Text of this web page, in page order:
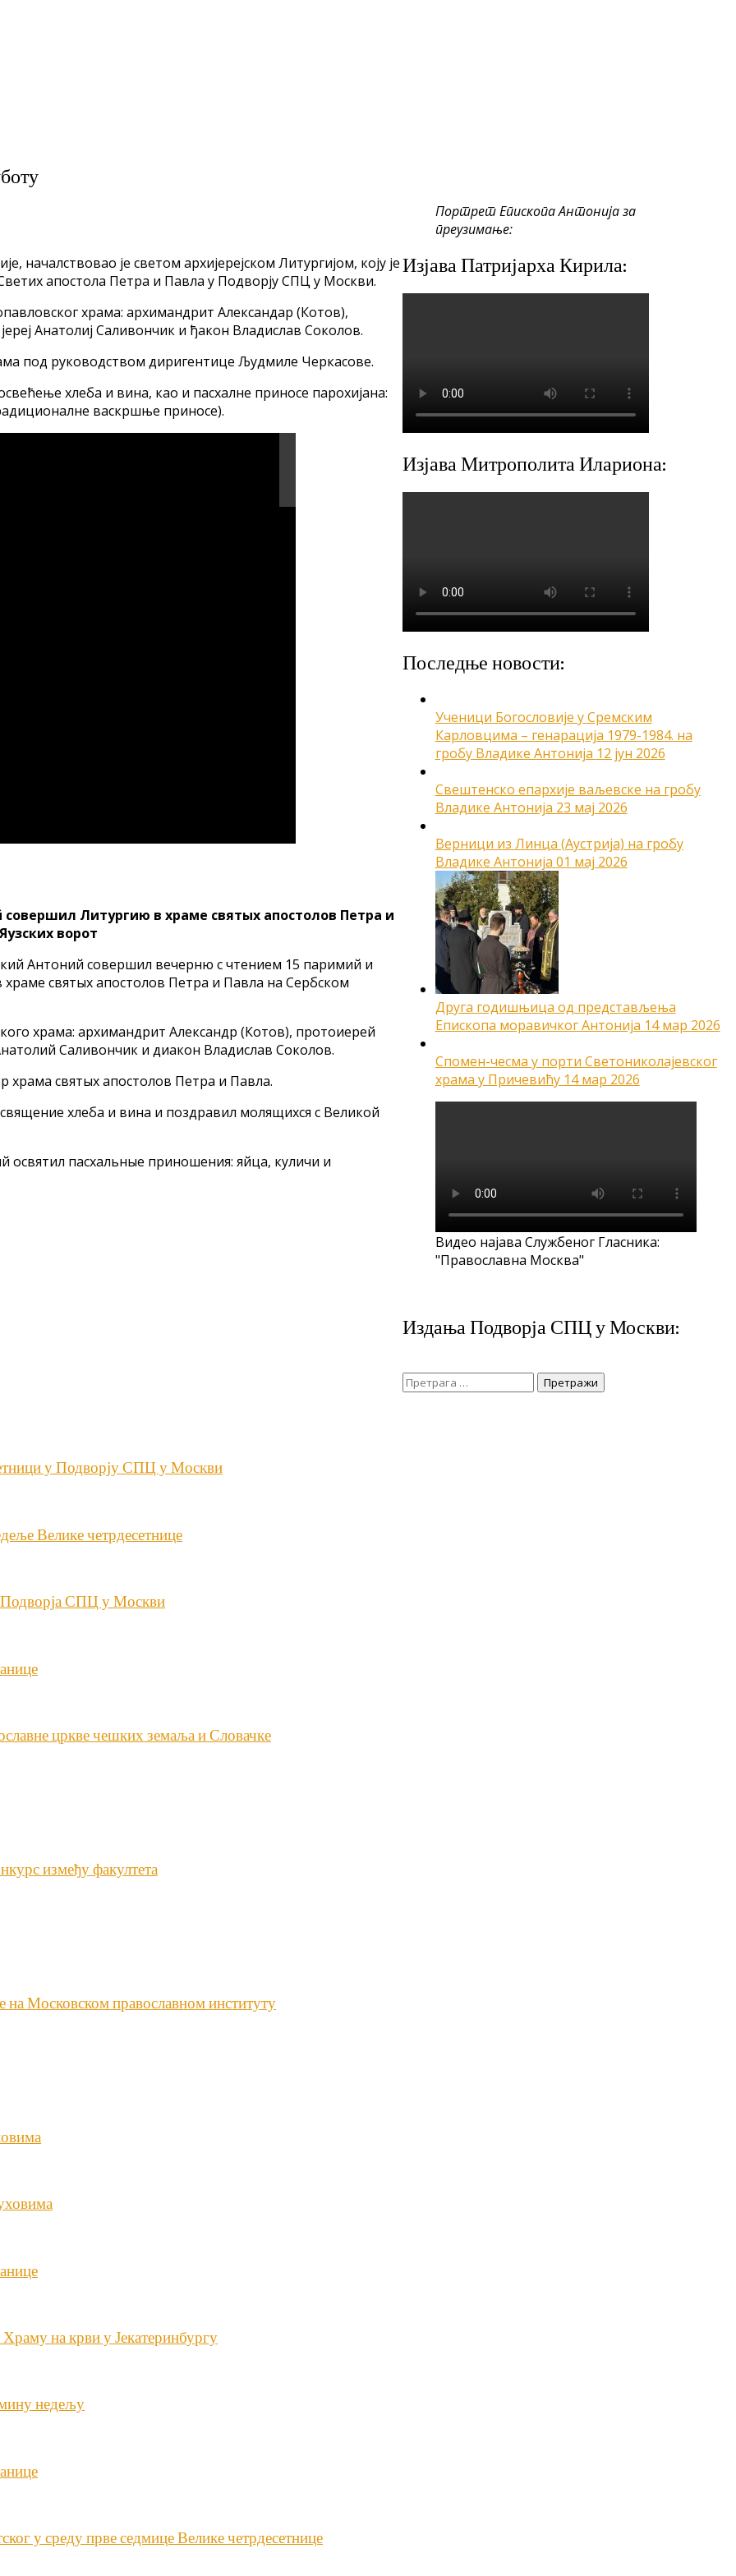
је светом архијерејском Литургијом, коју је
апостола Петра и Павла у Подворју СПЦ у Москви.
храма: архимандрит Александар (Котов),
Анатолиј Саливончик и ђакон Владислав Соколов.
под руководством диригентице Људмиле Черкасове.
хлеба и вина, као и пасхалне приносе парохијана:
васкршње приносе).
Литургию в храме святых апостолов Петра и
ворот
Антоний совершил вечерню с чтением 15 паримий и
святых апостолов Петра и Павла на Сербском
храма: архимандрит Александр (Котов), протоиерей
Саливончик и диакон Владислав Соколов.
храма святых апостолов Петра и Павла.
хлеба и вина и поздравил молящихся с Великой
пасхальные приношения: яйца, куличи и
у Подворју СПЦ у Москви
Велике четрдесетнице
Подворја СПЦ у Москви
цркве чешких земаља и Словачке
између факултета
на Московском православном институту
на крви у Јекатеринбургу
недељу
у среду прве седмице Велике четрдесетнице
Портрет Епископа Антонија за
преузимање:
Изјава Патријарха Кирила:
Изјава Митрополита Илариона:
Последње новости:
Ученици Богословије у Сремским
Карловцима – генарација 1979-1984. на
гробу Владике Антонија 12 јун 2026
Свештенско епархије ваљевске на гробу
Владике Антонија 23 мај 2026
Верници из Линца (Аустрија) на гробу
Владике Антонија 01 мај 2026
Друга годишњица од представљења
Епископа моравичког Антонија 14 мар 2026
Спомен-чесма у порти Светониколајевског
храма у Причевићу 14 мар 2026
Видео најава Службеног Гласника:
"Православна Москва"
Издања Подворја СПЦ у Москви:
Претрага